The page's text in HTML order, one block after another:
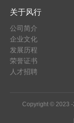
关于风行
公司简介
企业文化
发展历程
荣誉证书
人才招聘
Copyright © 2023 -